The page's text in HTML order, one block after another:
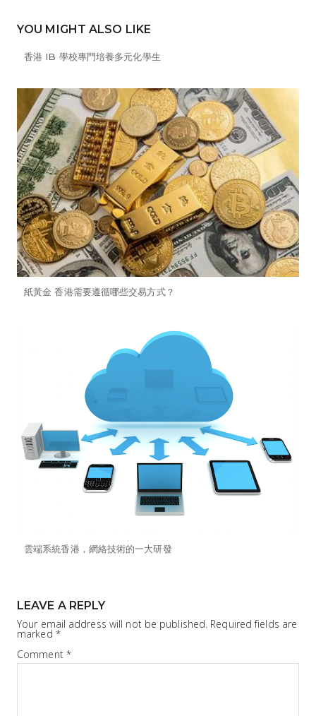
YOU MIGHT ALSO LIKE
⾹港 IB 學校專門培養多元化學生
紙黃金 香港需要遵循哪些交易方式？
雲端系統香港，網絡技術的一大研發
LEAVE A REPLY
Your email address will not be published. Required fields are
marked *
Comment *